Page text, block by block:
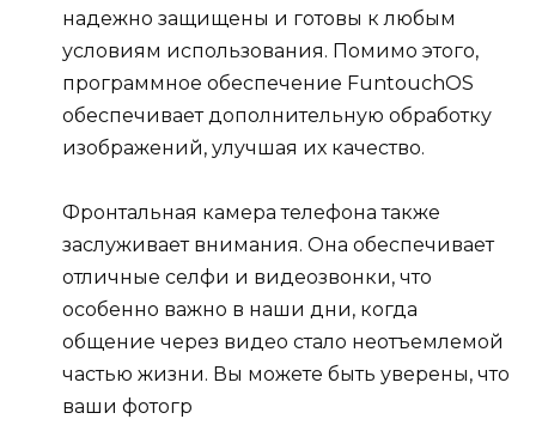
надежно защищены и готовы к любым
условиям использования. Помимо этого,
программное обеспечение FuntouchOS
обеспечивает дополнительную обработку
изображений, улучшая их качество.
Фронтальная камера телефона также
заслуживает внимания. Она обеспечивает
отличные селфи и видеозвонки, что
особенно важно в наши дни, когда
общение через видео стало неотъемлемой
частью жизни. Вы можете быть уверены, что
ваши фотогр